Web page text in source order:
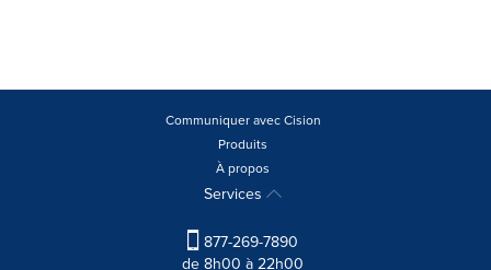
Communiquer avec Cision
Produits
À propos
Services
877-269-7890
de 8h00 à 22h00